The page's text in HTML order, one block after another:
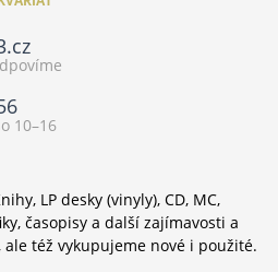
10–16
LP desky (vinyly), CD, MC,
časopisy a další zajímavosti a
též vykupujeme nové i použité.